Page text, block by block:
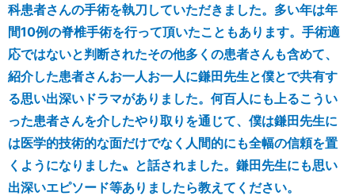
科患者さんの手術を執刀していただきました。多い年は年
間10例の脊椎手術を行って頂いたこともあります。手術適
応ではないと判断されたその他多くの患者さんも含めて、
紹介した患者さんお一人お一人に鎌田先生と僕とで共有す
る思い出深いドラマがありました。何百人にも上るこうい
った患者さんを介したやり取りを通じて、僕は鎌田先生に
は医学的技術的な面だけでなく人間的にも全幅の信頼を置
くようになりました〟と話されました。鎌田先生にも思い
出深いエピソード等ありましたら教えてください。